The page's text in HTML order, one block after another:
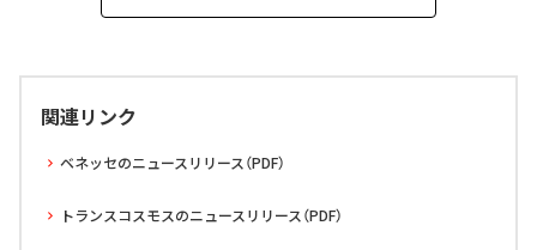
関連リンク
ベネッセのニュースリリース（PDF）
トランスコスモスのニュースリリース（PDF）